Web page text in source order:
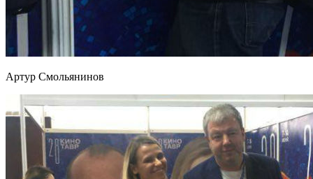
Артур Смольянинов